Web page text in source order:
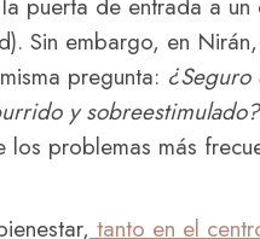
puerta de entrada a
Sin embargo, en
pregunta: ¿Seguro
y sobreestimulado?
los problemas más
tanto en el